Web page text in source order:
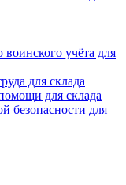
учёта для
для склада
для склада
безопасности для